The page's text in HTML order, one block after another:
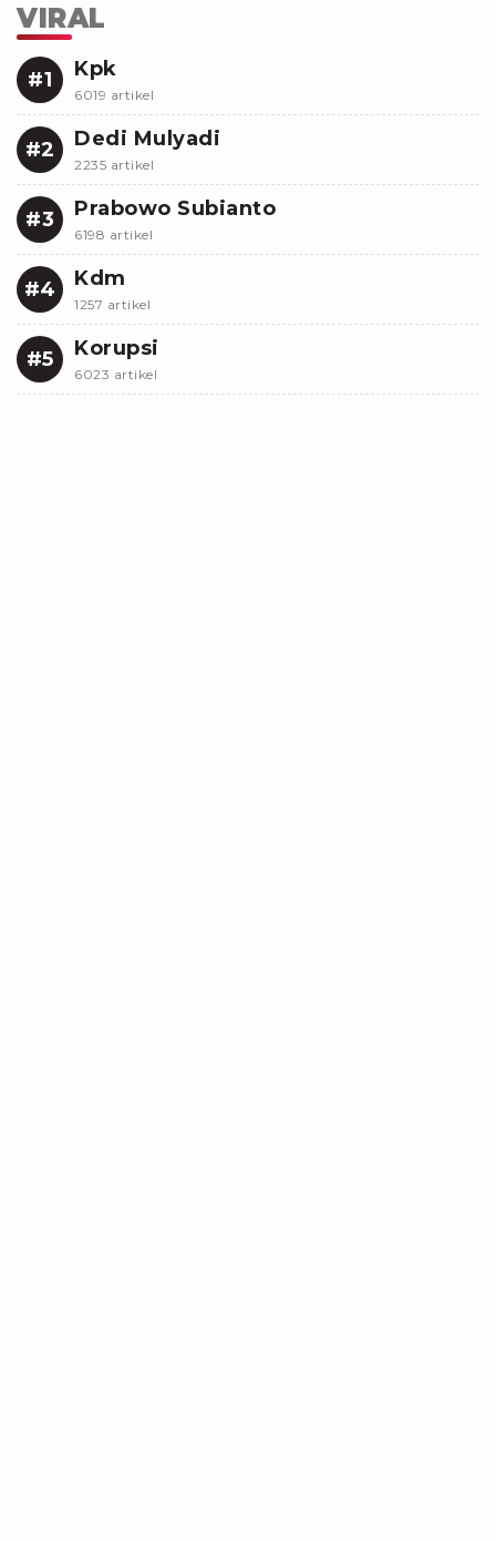
VIRAL
#1 Kpk
6019 artikel
#2 Dedi Mulyadi
2235 artikel
#3 Prabowo Subianto
6198 artikel
#4 Kdm
1257 artikel
#5 Korupsi
6023 artikel